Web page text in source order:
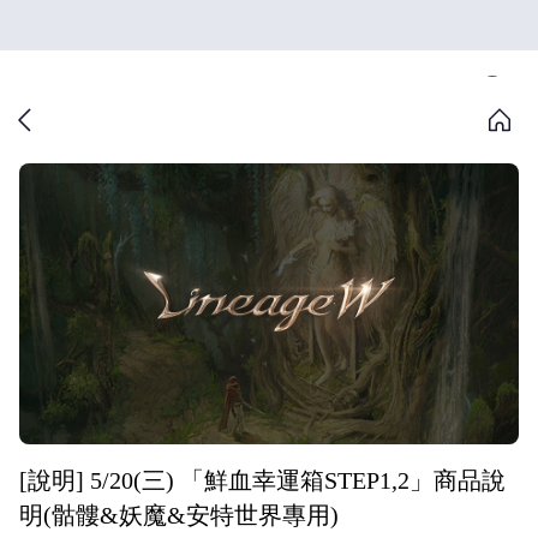
[說明] 5/20(三) 「鮮血幸運箱STEP1,2」商品說
明(骷髏&妖魔&安特世界專用)